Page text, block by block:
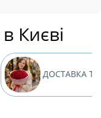
Києві
ДОСТАВКА